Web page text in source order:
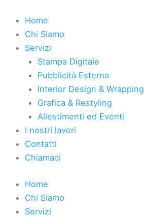
contenuto
Home
Chi Siamo
Servizi
Stampa Digitale
Pubblicità Esterna
Interior Design & Wrapping
Grafica & Restyling
Allestimenti ed Eventi
I nostri lavori
Contatti
Chiamaci
Home
Chi Siamo
Servizi